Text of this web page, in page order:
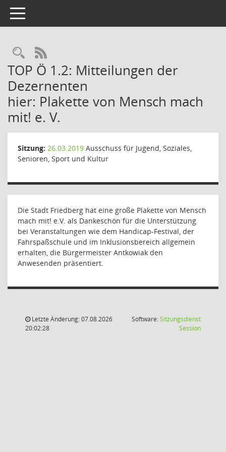
Toggle navigation
Rechercheauswahl
RSS-Feed
TOP Ö 1.2: Mitteilungen der
Dezernenten
hier: Plakette von Mensch mach
mit! e. V.
Sitzung: 26.03.2019 Ausschuss für Jugend, Soziales,
Senioren, Sport und Kultur
Die Stadt Friedberg hat eine große Plakette von Mensch
mach mit! e.V. als Dankeschön für die Unterstützung
bei Veranstaltungen wie dem Handicap-Festival, der
Fahrspaßschule und im Inklusionsbereich allgemein
erhalten, die Bürgermeister Antkowiak den
Anwesenden präsentiert.
Letzte Änderung: 07.08.2026
20:02:28
Software:Sitzungsdienst
Session(Wird in